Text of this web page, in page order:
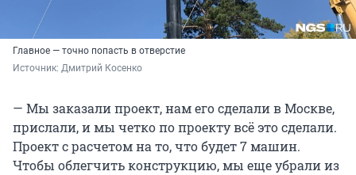
Главное — точно попасть в отверстие
Источник: Дмитрий Косенко
— Мы заказали проект, нам его сделали в Москве,
прислали, и мы четко по проекту всё это сделали.
Проект с расчетом на то, что будет 7 машин.
Чтобы облегчить конструкцию, мы еще убрали из